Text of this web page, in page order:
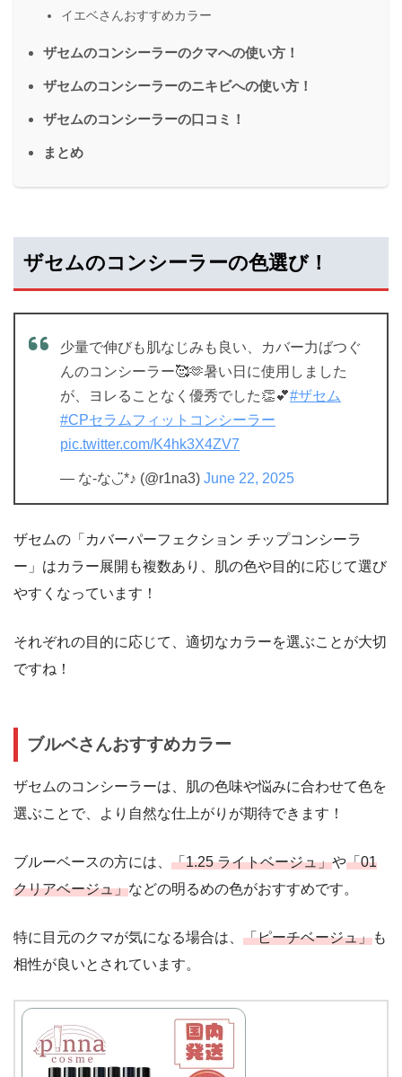
イエベさんおすすめカラー
ザセムのコンシーラーのクマへの使い方！
ザセムのコンシーラーのニキビへの使い方！
ザセムのコンシーラーの口コミ！
まとめ
ザセムのコンシーラーの色選び！
少量で伸びも肌なじみも良い、カバー力ばつぐ
んのコンシーラー🥰🫶暑い日に使用しました
が、ヨレることなく優秀でした👏💕#ザセム
#CPセラムフィットコンシーラー
pic.twitter.com/K4hk3X4ZV7
— な-な◡̈*♪ (@r1na3) June 22, 2025
ザセムの「カバーパーフェクション チップコンシーラ
ー」はカラー展開も複数あり、肌の色や目的に応じて選び
やすくなっています！
それぞれの目的に応じて、適切なカラーを選ぶことが大切
ですね！
ブルベさんおすすめカラー
ザセムのコンシーラーは、肌の色味や悩みに合わせて色を
選ぶことで、より自然な仕上がりが期待できます！
ブルーベースの方には、 「1.25 ライトベージュ」や「01
クリアベージュ」などの明るめの色がおすすめです。
特に目元のクマが気になる場合は、 「ピーチベージュ」も
相性が良いとされています。